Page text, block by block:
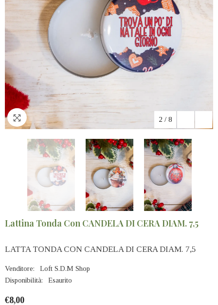
2 / 8
Lattina Tonda Con CANDELA DI CERA DIAM. 7,5
LATTA TONDA CON CANDELA DI CERA DIAM. 7,5
Venditore:
Loft S.D.M Shop
Disponibilità:
Esaurito
€8,00